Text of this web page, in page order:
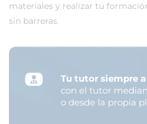
materiales y realizar tu
sin barreras.
Tu tutor siempre
con el tutor
o desde la propia